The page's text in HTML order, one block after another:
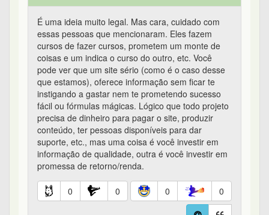
É uma ideia muito legal. Mas cara, cuidado com
essas pessoas que mencionaram. Eles fazem
cursos de fazer cursos, prometem um monte de
coisas e um indica o curso do outro, etc. Você
pode ver que um site sério (como é o caso desse
que estamos), oferece informação sem ficar te
instigando a gastar nem te prometendo sucesso
fácil ou fórmulas mágicas. Lógico que todo projeto
precisa de dinheiro para pagar o site, produzir
conteúdo, ter pessoas disponíveis para dar
suporte, etc., mas uma coisa é você investir em
informação de qualidade, outra é você investir em
promessa de retorno/renda.
0 0 0 0